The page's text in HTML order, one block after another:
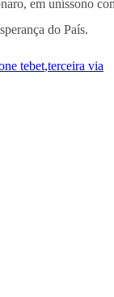
em uníssono
do País.
tebet,terceira via